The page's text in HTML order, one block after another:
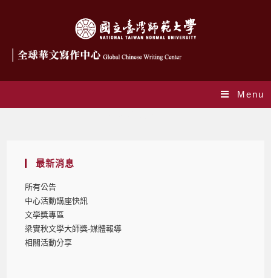
Menu
最新消息
所有公告
中心活動講座快訊
文學獎專區
梁實秋文學大師獎-媒體報導
相關活動分享